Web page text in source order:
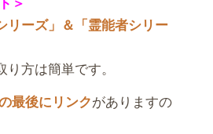
リーズ」＆「霊能者シリー
方は簡単です。
最後にリンクがありますの